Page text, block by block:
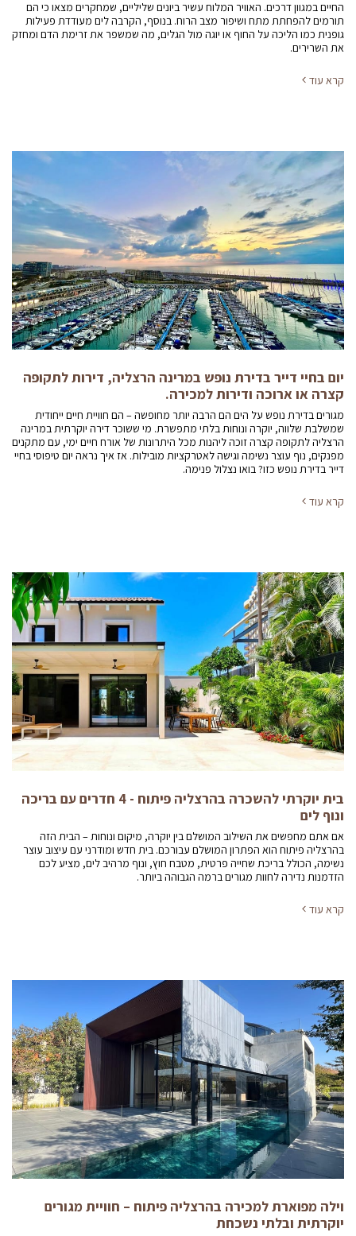
החיים במגוון דרכים. האוויר המלוח עשיר ביונים שליליים, שמחקרים מצאו כי הם
תורמים להפחתת מתח ושיפור מצב הרוח. בנוסף, הקרבה לים מעודדת פעילות
גופנית כמו הליכה על החוף או יוגה מול הגלים, מה שמשפר את זרימת הדם ומחזק
את השרירים.
קרא עוד
יום בחיי דייר בדירת נופש במרינה הרצליה, דירות לתקופה
קצרה או ארוכה ודירות למכירה.
מגורים בדירת נופש על הים הם הרבה יותר מחופשה – הם חוויית חיים ייחודית
שמשלבת שלווה, יוקרה ונוחות בלתי מתפשרת. מי ששוכר דירה יוקרתית במרינה
הרצליה לתקופה קצרה זוכה ליהנות מכל היתרונות של אורח חיים ימי, עם מתקנים
מפנקים, נוף עוצר נשימה וגישה לאטרקציות מובילות. אז איך נראה יום טיפוסי בחיי
דייר בדירת נופש כזו? בואו נצלול פנימה.
קרא עוד
בית יוקרתי להשכרה בהרצליה פיתוח - 4 חדרים עם בריכה
ונוף לים
אם אתם מחפשים את השילוב המושלם בין יוקרה, מיקום ונוחות – הבית הזה
בהרצליה פיתוח הוא הפתרון המושלם עבורכם. בית חדש ומודרני עם עיצוב עוצר
נשימה, הכולל בריכת שחייה פרטית, מטבח חוץ, ונוף מרהיב לים, מציע לכם
הזדמנות נדירה לחוות מגורים ברמה הגבוהה ביותר.
קרא עוד
וילה מפוארת למכירה בהרצליה פיתוח – חוויית מגורים
יוקרתית ובלתי נשכחת